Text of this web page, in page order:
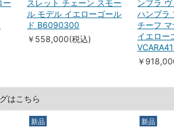
ー
スレット チェーン スモー
ル モデル イエローゴール
ド B6090300
￥558,000(税込)
ンブラ
ハンブラ
チーフ
イエロー
￥
はこちら
新品 新品